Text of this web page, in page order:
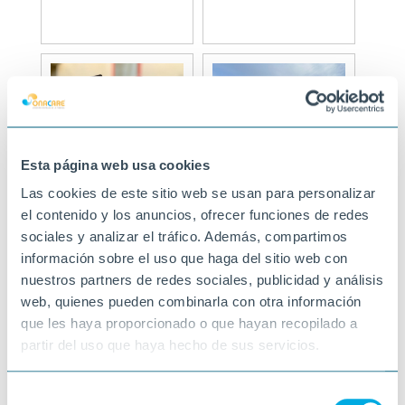
Esta página web usa cookies
Las cookies de este sitio web se usan para personalizar
el contenido y los anuncios, ofrecer funciones de redes
sociales y analizar el tráfico. Además, compartimos
información sobre el uso que haga del sitio web con
nuestros partners de redes sociales, publicidad y análisis
web, quienes pueden combinarla con otra información
que les haya proporcionado o que hayan recopilado a
partir del uso que haya hecho de sus servicios.